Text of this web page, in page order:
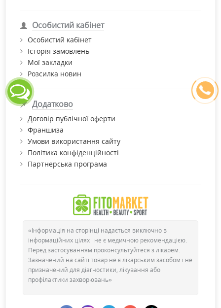
Особистий кабінет
Особистий кабінет
Історія замовлень
Мої закладки
Розсилка новин
Додатково
Договір публічної оферти
Франшиза
Умови використання сайту
Політика конфіденційності
Партнерська програма
«Інформація на сторінці надається виключно в
інформаційних цілях і не є медичною рекомендацією.
Перед застосуванням проконсультуйтеся з лікарем.
Зазначений на сайті товар не є лікарським засобом і не
призначений для діагностики, лікування або
профілактики захворювань»